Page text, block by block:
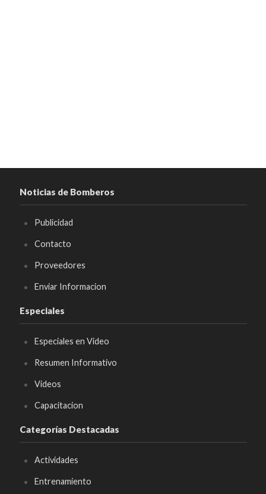
Noticias de Bomberos
Publicidad
Contacto
Proveedores
Enviar Informacion
Especiales
Especiales en Video
Resumen Informativo
Videos
Capacitacion
Categorías Destacadas
Actividades
Entrenamiento